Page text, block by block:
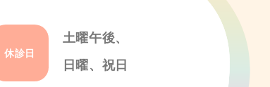
休診日
土曜午後、
日曜、祝日